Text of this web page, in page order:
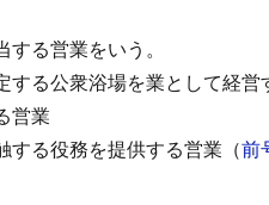
る営業をいう。
する公衆浴場を業として経
営業
する役務を提供する営業（前